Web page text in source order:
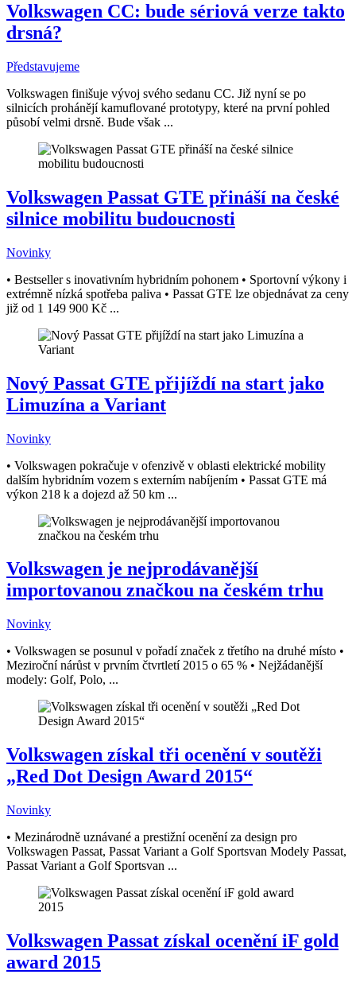
Volkswagen CC: bude sériová verze takto
drsná?
Představujeme
Volkswagen finišuje vývoj svého sedanu CC. Již nyní se po
silnicích prohánějí kamuflované prototypy, které na první pohled
působí velmi drsně. Bude však ...
Volkswagen Passat GTE přináší na české
silnice mobilitu budoucnosti
Novinky
• Bestseller s inovativním hybridním pohonem • Sportovní výkony i
extrémně nízká spotřeba paliva • Passat GTE lze objednávat za ceny
již od 1 149 900 Kč ...
Nový Passat GTE přijíždí na start jako
Limuzína a Variant
Novinky
• Volkswagen pokračuje v ofenzivě v oblasti elektrické mobility
dalším hybridním vozem s externím nabíjením • Passat GTE má
výkon 218 k a dojezd až 50 km ...
Volkswagen je nejprodávanější
importovanou značkou na českém trhu
Novinky
• Volkswagen se posunul v pořadí značek z třetího na druhé místo •
Meziroční nárůst v prvním čtvrtletí 2015 o 65 % • Nejžádanější
modely: Golf, Polo, ...
Volkswagen získal tři ocenění v soutěži
„Red Dot Design Award 2015“
Novinky
• Mezinárodně uznávané a prestižní ocenění za design pro
Volkswagen Passat, Passat Variant a Golf Sportsvan Modely Passat,
Passat Variant a Golf Sportsvan ...
Volkswagen Passat získal ocenění iF gold
award 2015